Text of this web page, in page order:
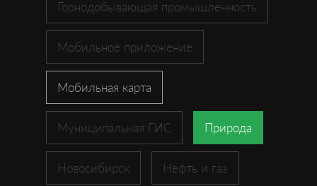
Горнодобывающая промышленность
Мобильное приложение
Мобильная карта
Муниципальная ГИС Природа
Новосибирск Нефть и газ